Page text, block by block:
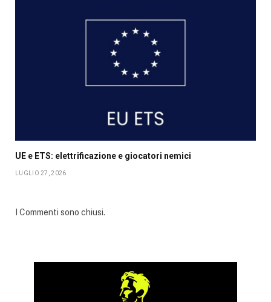
UE e ETS: elettrificazione e giocatori nemici
LUGLIO 27, 2026
I Commenti sono chiusi.